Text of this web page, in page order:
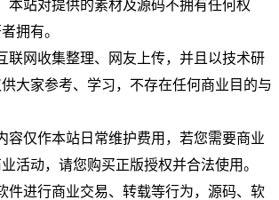
本站对提供的素材及源码不拥有任何权
拥有。
联网收集整理、网友上传，并且以技术研
大家参考、学习，不存在任何商业目的与
容仅作本站日常维护费用，若您需要商业
活动，请您购买正版授权并合法使用。
件进行商业交易、转载等行为，源码、软